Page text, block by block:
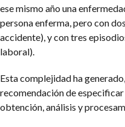
ese mismo año una
persona enferma, pero con
accidente), y con tres
laboral).
Esta complejidad ha
recomendación de
obtención, análisis y